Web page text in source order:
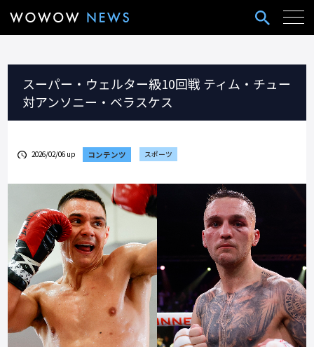
スーパー・ウェルター級10回戦 ティム・チュー
対アンソニー・ベラスケス
2026/02/06 up コンテンツ スポーツ